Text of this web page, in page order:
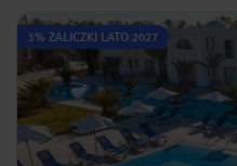
5% ZALICZKI LATO 2027